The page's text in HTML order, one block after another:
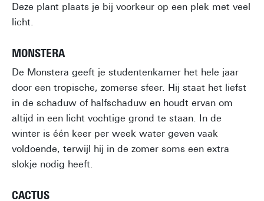
Deze plant plaats je bij voorkeur op een plek met veel
licht.
MONSTERA
De Monstera geeft je studentenkamer het hele jaar
door een tropische, zomerse sfeer. Hij staat het liefst
in de schaduw of halfschaduw en houdt ervan om
altijd in een licht vochtige grond te staan. In de
winter is één keer per week water geven vaak
voldoende, terwijl hij in de zomer soms een extra
slokje nodig heeft.
CACTUS